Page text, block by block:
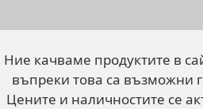
Ние качваме продуктите в
въпреки това са възможни
Цените и наличностите се